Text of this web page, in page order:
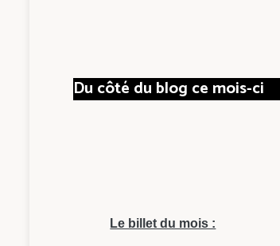
Du côté du blog ce mois-ci
Le billet du mois :